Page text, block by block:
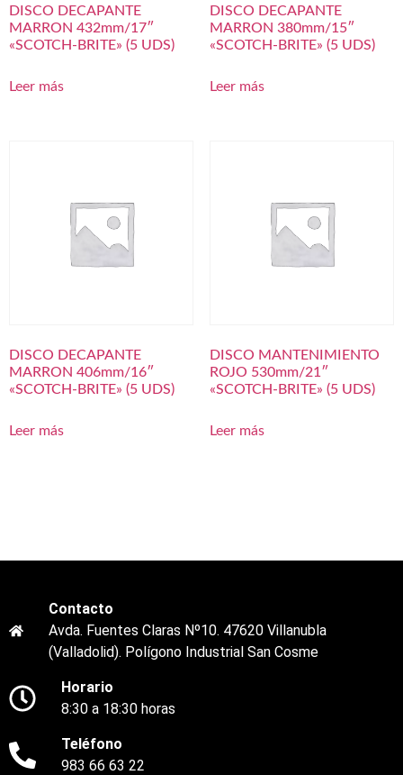
DISCO DECAPANTE
MARRON 432mm/17″
«SCOTCH-BRITE» (5 UDS)
Leer más
DISCO DECAPANTE
MARRON 380mm/15″
«SCOTCH-BRITE» (5 UDS)
Leer más
DISCO DECAPANTE
MARRON 406mm/16″
«SCOTCH-BRITE» (5 UDS)
Leer más
DISCO MANTENIMIENTO
ROJO 530mm/21″
«SCOTCH-BRITE» (5 UDS)
Leer más
Contacto
Avda. Fuentes Claras Nº10. 47620 Villanubla
(Valladolid). Polígono Industrial San Cosme
Horario
8:30 a 18:30 horas
Teléfono
983 66 63 22